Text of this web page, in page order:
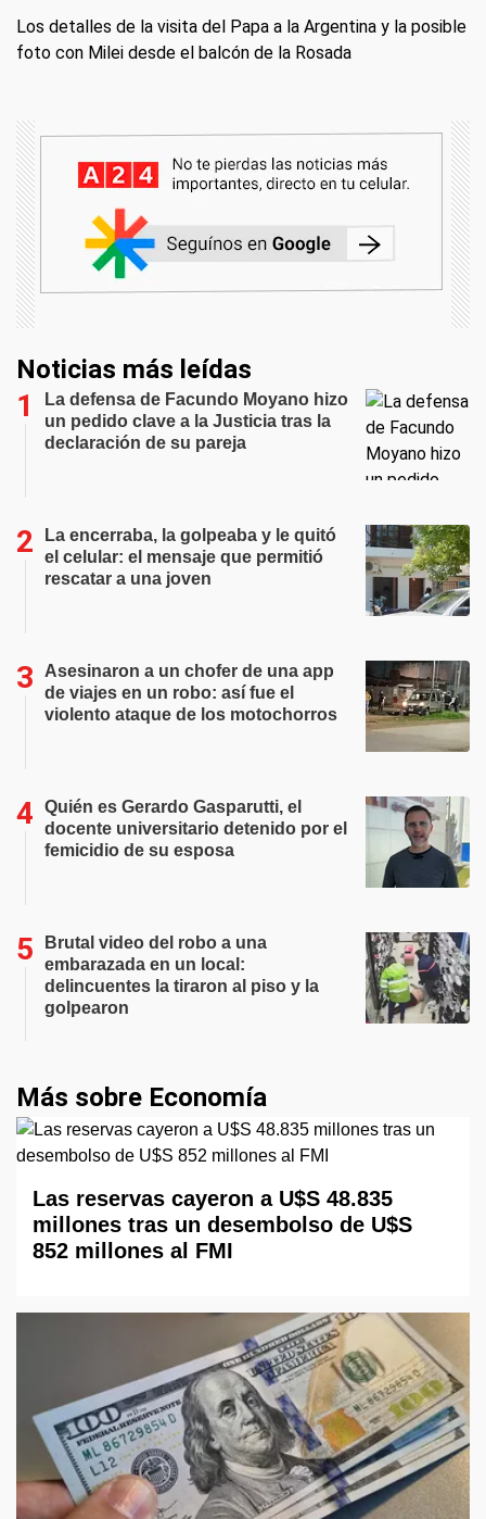
Los detalles de la visita del Papa a la Argentina y la posible
foto con Milei desde el balcón de la Rosada
Noticias más leídas
La defensa de Facundo Moyano hizo
un pedido clave a la Justicia tras la
declaración de su pareja
La encerraba, la golpeaba y le quitó
el celular: el mensaje que permitió
rescatar a una joven
Asesinaron a un chofer de una app
de viajes en un robo: así fue el
violento ataque de los motochorros
Quién es Gerardo Gasparutti, el
docente universitario detenido por el
femicidio de su esposa
Brutal video del robo a una
embarazada en un local:
delincuentes la tiraron al piso y la
golpearon
Más sobre Economía
Las reservas cayeron a U$S 48.835
millones tras un desembolso de U$S
852 millones al FMI